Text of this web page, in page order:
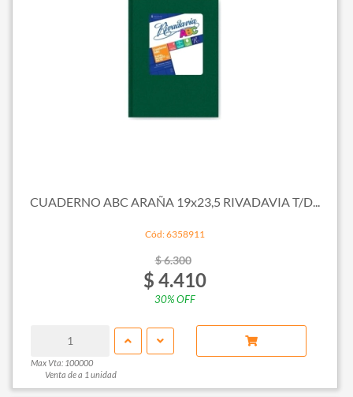
CUADERNO ABC ARAÑA 19x23,5 RIVADAVIA T/D...
Cód: 6358911
$ 6.300
$ 4.410
30% OFF
Max Vta: 100000
Venta de a 1 unidad